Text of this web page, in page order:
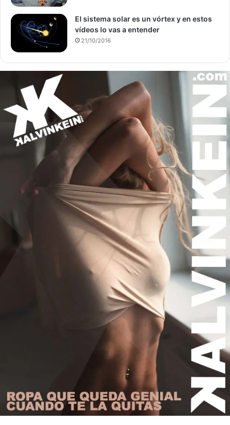
El sistema solar es un vórtex y en estos
vídeos lo vas a entender
21/10/2016